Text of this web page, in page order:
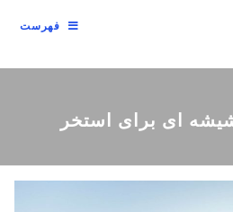
فهرست
ای برای استخر